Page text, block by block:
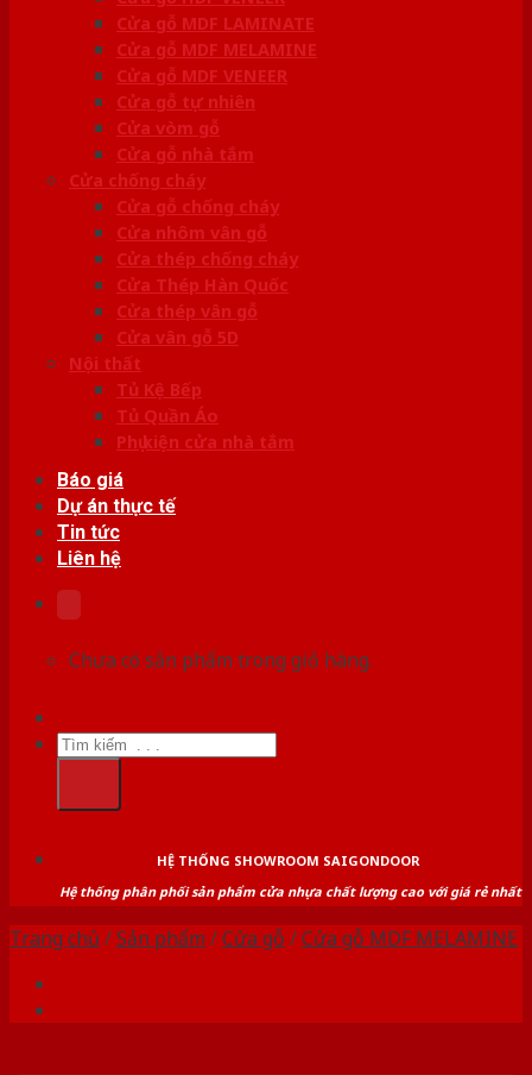
Cửa gỗ MDF LAMINATE
Cửa gỗ MDF MELAMINE
Cửa gỗ MDF VENEER
Cửa gỗ tự nhiên
Cửa vòm gỗ
Cửa gỗ nhà tắm
Cửa chống cháy
Cửa gỗ chống cháy
Cửa nhôm vân gỗ
Cửa thép chống cháy
Cửa Thép Hàn Quốc
Cửa thép vân gỗ
Cửa vân gỗ 5D
Nội thất
Tủ Kệ Bếp
Tủ Quần Áo
Phụ kiện cửa nhà tắm
Báo giá
Dự án thực tế
Tin tức
Liên hệ
Chưa có sản phẩm trong giỏ hàng.
Tìm
kiếm:
HỆ THỐNG SHOWROOM SAIGONDOOR
Hệ thống phân phối sản phẩm cửa nhựa chất lượng cao với giá rẻ nhất
Trang chủ /Sản phẩm /Cửa gỗ /Cửa gỗ MDF MELAMINE